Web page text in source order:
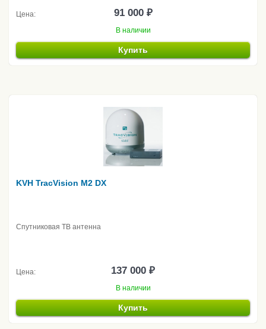
Цена: 91 000 ₽
В наличии
Купить
KVH TracVision M2 DX
Спутниковая ТВ антенна
Цена: 137 000 ₽
В наличии
Купить